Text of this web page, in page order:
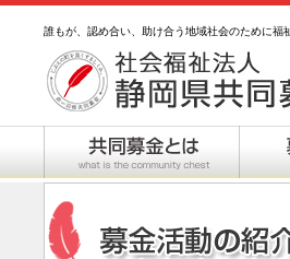
誰もが、認め合い、助け合う地域社会のために福